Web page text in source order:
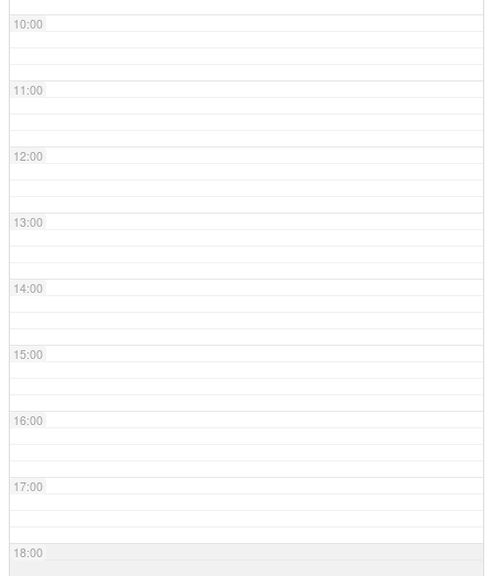
10:00
11:00
12:00
13:00
14:00
15:00
16:00
17:00
18:00